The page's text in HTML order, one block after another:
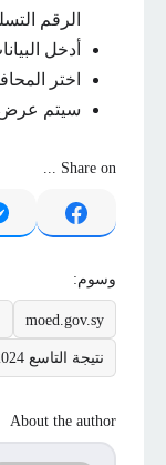
الرقم
أدخل
اختر
سيتم عرض
Share on ...
وسوم:
moed.gov.sy
نتيجة التاسع 2024
About the author